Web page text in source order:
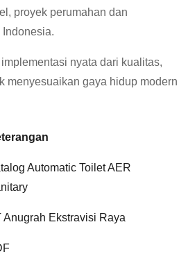
proyek perumahan dan
nyata dari kualitas,
menyesuaikan gaya hidup modern
Automatic Toilet AER
Anugrah Ekstravisi Raya